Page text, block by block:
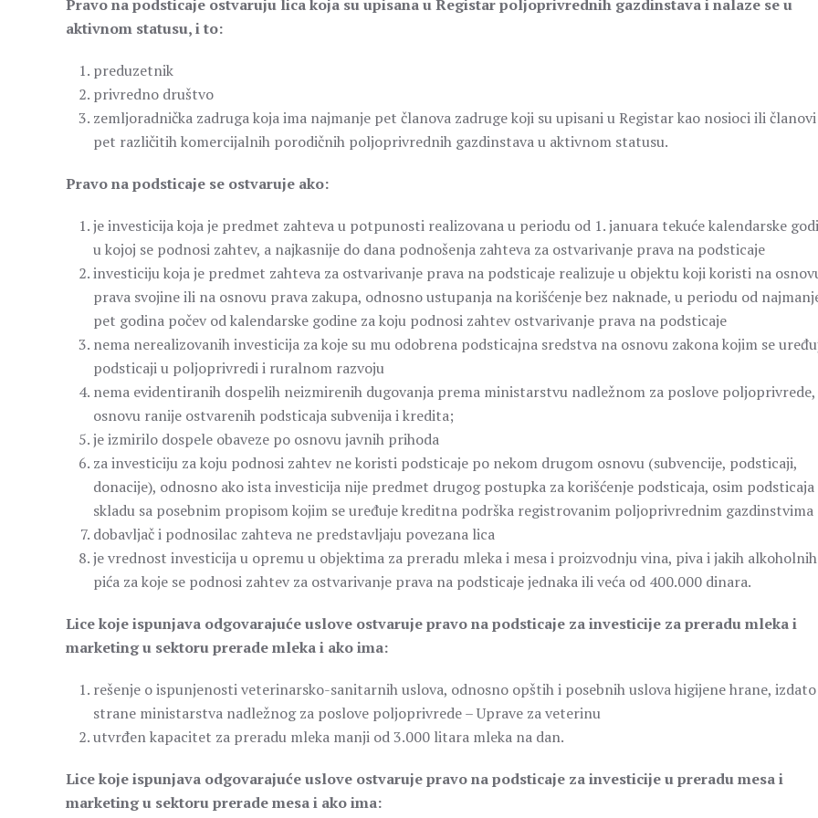
Pravo na podsticaje ostvaruju lica koja su upisana u Registar poljoprivrednih gazdinstava i nalaze se u
aktivnom statusu, i to:
preduzetnik
privredno društvo
zemljoradnička zadruga koja ima najmanje pet članova zadruge koji su upisani u Registar kao nosioci ili članovi
pet različitih komercijalnih porodičnih poljoprivrednih gazdinstava u aktivnom statusu.
Pravo na podsticaje se ostvaruje ako:
je investicija koja je predmet zahteva u potpunosti realizovana u periodu od 1. januara tekuće kalendarske
u kojoj se podnosi zahtev, a najkasnije do dana podnošenja zahteva za ostvarivanje prava na podsticaje
investiciju koja je predmet zahteva za ostvarivanje prava na podsticaje realizuje u objektu koji koristi na
prava svojine ili na osnovu prava zakupa, odnosno ustupanja na korišćenje bez naknade, u periodu od
pet godina počev od kalendarske godine za koju podnosi zahtev ostvarivanje prava na podsticaje
nema nerealizovanih investicija za koje su mu odobrena podsticajna sredstva na osnovu zakona kojim se
podsticaji u poljoprivredi i ruralnom razvoju
nema evidentiranih dospelih neizmirenih dugovanja prema ministarstvu nadležnom za poslove
osnovu ranije ostvarenih podsticaja subvenija i kredita;
je izmirilo dospele obaveze po osnovu javnih prihoda
za investiciju za koju podnosi zahtev ne koristi podsticaje po nekom drugom osnovu (subvencije, podsticaji,
donacije), odnosno ako ista investicija nije predmet drugog postupka za korišćenje podsticaja, osim podsticaja
skladu sa posebnim propisom kojim se uređuje kreditna podrška registrovanim poljoprivrednim gazdinstvima
dobavljač i podnosilac zahteva ne predstavljaju povezana lica
je vrednost investicija u opremu u objektima za preradu mleka i mesa i proizvodnju vina, piva i jakih alkoholnih
pića za koje se podnosi zahtev za ostvarivanje prava na podsticaje jednaka ili veća od 400.000 dinara.
Lice koje ispunjava odgovarajuće uslove ostvaruje pravo na podsticaje za investicije za preradu mleka i
marketing u sektoru prerade mleka i ako ima:
rešenje o ispunjenosti veterinarsko-sanitarnih uslova, odnosno opštih i posebnih uslova higijene hrane,
strane ministarstva nadležnog za poslove poljoprivrede – Uprave za veterinu
utvrđen kapacitet za preradu mleka manji od 3.000 litara mleka na dan.
Lice koje ispunjava odgovarajuće uslove ostvaruje pravo na podsticaje za investicije u preradu mesa i
marketing u sektoru prerade mesa i ako ima: